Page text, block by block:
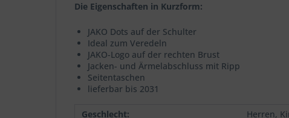
Die Eigenschaften in Kurzform:
JAKO Dots auf der Schulter
Ideal zum Veredeln
JAKO-Logo auf der rechten Brust
Jacken- und Ärmelabschluss mit Ripp
Seitentaschen
lieferbar bis 2031
Geschlecht: Herren,